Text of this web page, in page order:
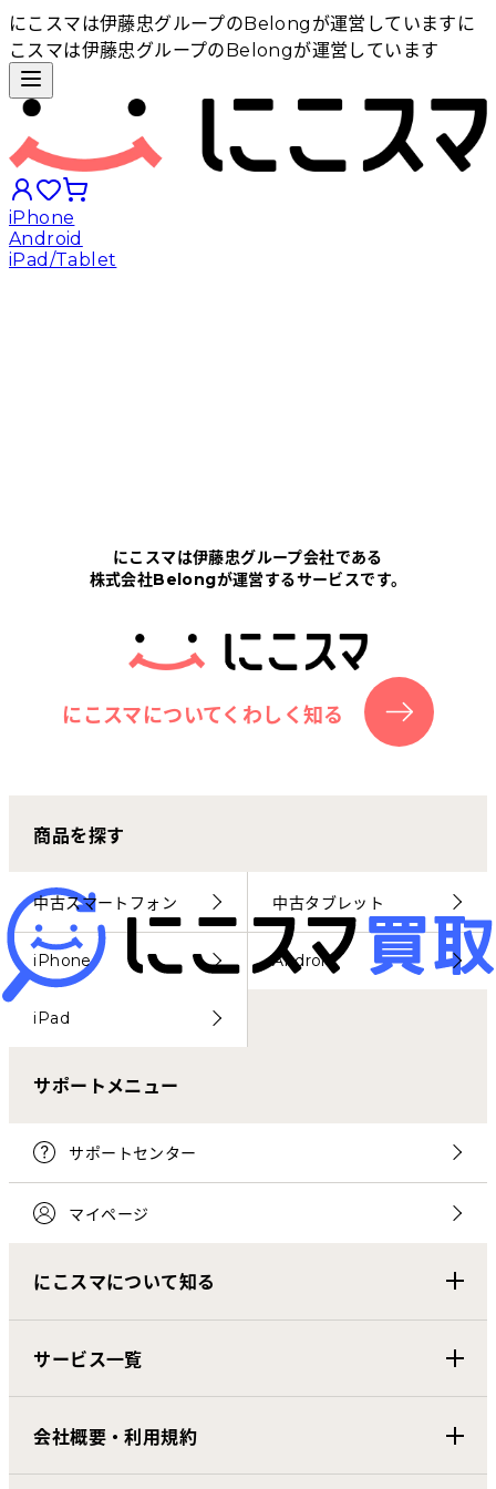
にこスマは伊藤忠グループのBelongが運営しています に
こスマは伊藤忠グループのBelongが運営しています
iPhone
Android
iPad/Tablet
にこスマについて
サポートセンター
お客さまの声
にこスマ通信
マイページ
にこスマは伊藤忠グループ会社である
株式会社Belongが運営するサービスです。
にこスマについてくわしく知る
商品を探す
中古スマートフォン 中古タブレット
iPhone Android
iPad
サポートメニュー
サポートセンター
マイページ
にこスマについて知る
サービス一覧
会社概要・利用規約